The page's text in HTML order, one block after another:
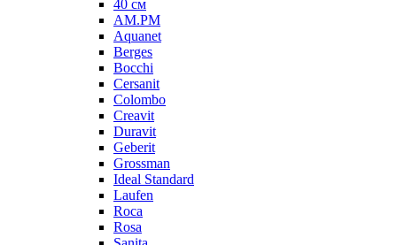
40 см
AM.PM
Aquanet
Berges
Bocchi
Cersanit
Colombo
Creavit
Duravit
Geberit
Grossman
Ideal Standard
Laufen
Roca
Rosa